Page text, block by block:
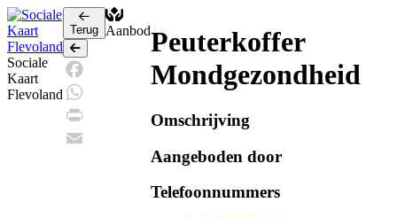
Sociale
Kaart
Flevoland
Terug
Terug
Facebook
WhatsApp
Print
AanbodPeuterkoffer
Mondgezondheid
Omschrijving
Aangeboden door
Telefoonnummers